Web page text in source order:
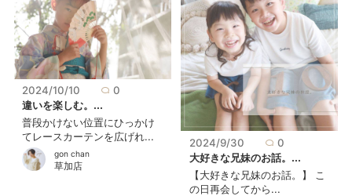
2024/10/10
0
違いを楽しむ。...
普段かけない位置にひっかけ
てレースカーテンを広げれ...
gon chan
草加店
2024/9/30
0
大好きな兄妹のお話。...
【大好きな兄妹のお話。】 こ
の日再会してから...